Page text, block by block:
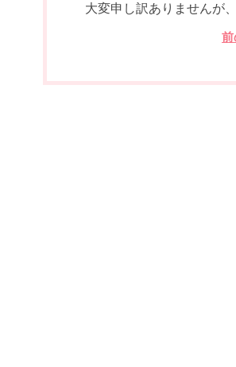
大変申し訳ありませんが
前